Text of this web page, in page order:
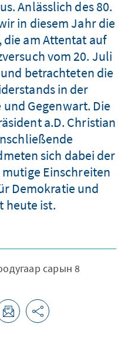
Anlässlich des 80.
in diesem Jahr die
am Attentat auf
vom 20. Juli
betrachteten die
in der
Gegenwart. Die
a.D. Christian
sich dabei der
Einschreiten
Demokratie und
heute ist.
сарын 8